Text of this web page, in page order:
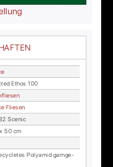
Ethos 100
Flie­sen
Sce­nic
50 cm
Po­ly­amid garn­ge­